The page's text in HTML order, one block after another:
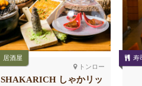
トンロー
居酒屋
SHAKARICH しゃかリッ
寿